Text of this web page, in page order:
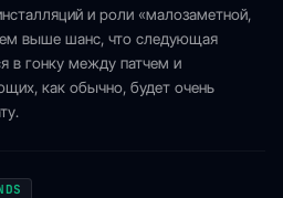
и роли «малозаметной,
выше шанс, что следующая
в гонку между патчем и
как обычно, будет очень